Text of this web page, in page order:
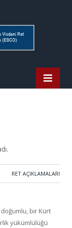
RET AÇIKLAMALARI
bir Kürt
yükümlülüğü